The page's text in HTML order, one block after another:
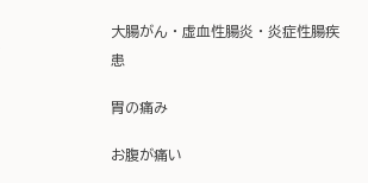
大腸がん・虚血性腸炎・炎症性腸疾
患
胃の痛み
お腹が痛い